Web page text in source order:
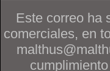
Este correo ha
comerciales, en